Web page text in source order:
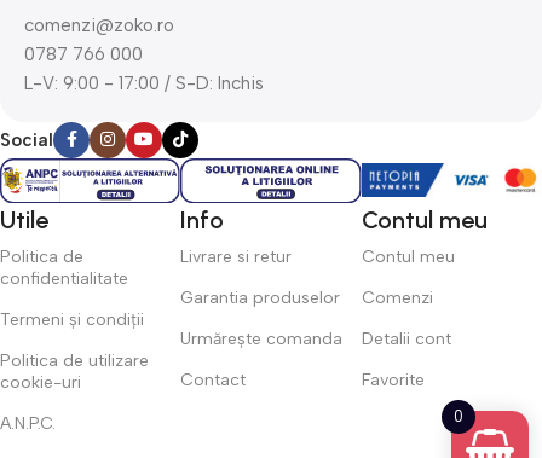
noastră este mereu gata să te ajute cu orice întrebare!
Cumpără inteligent pe Zoko.ro și profită de cele mai bune oferte!
comenzi@zoko.ro
0787 766 000
L-V: 9:00 - 17:00 / S-D: Inchis
Social
Utile
Politica de
confidentialitate
Termeni și condiții
Politica de utilizare
cookie-uri
A.N.P.C.
Info
Livrare si retur
Garantia produselor
Urmărește comanda
Contact
Contul meu
Contul meu
Comenzi
Detalii cont
Favorite
0